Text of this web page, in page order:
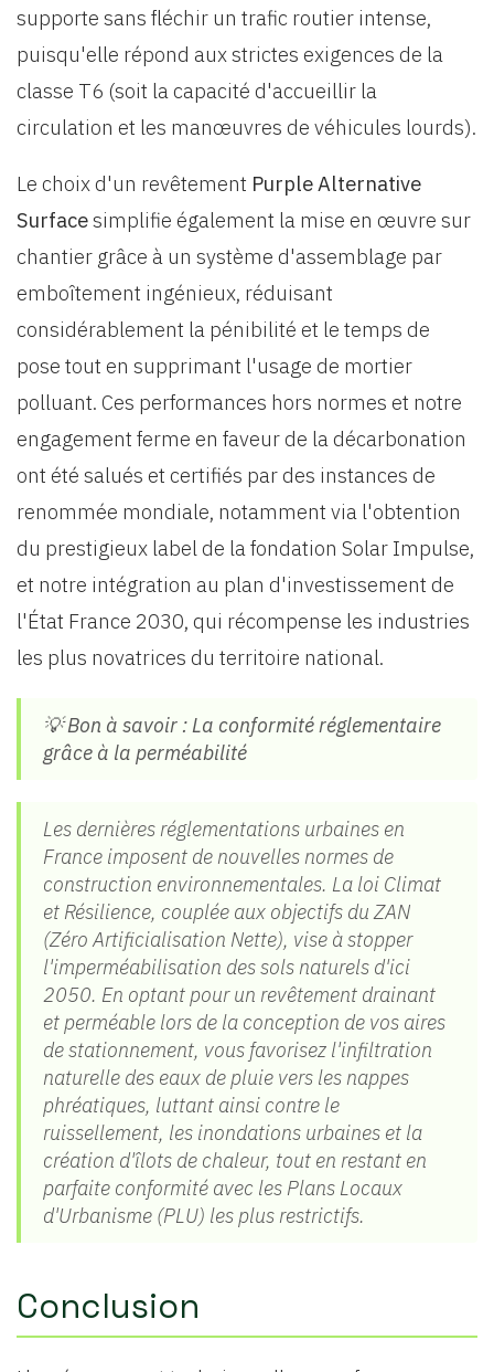
supporte sans fléchir un trafic routier intense,
puisqu'elle répond aux strictes exigences de la
classe T6 (soit la capacité d'accueillir la
circulation et les manœuvres de véhicules lourds).
Le choix d'un revêtement Purple Alternative
Surfacesimplifie également la mise en œuvre sur
chantier grâce à un système d'assemblage par
emboîtement ingénieux, réduisant
considérablement la pénibilité et le temps de
pose tout en supprimant l'usage de mortier
polluant. Ces performances hors normes et notre
engagement ferme en faveur de la décarbonation
ont été salués et certifiés par des instances de
renommée mondiale, notamment via l'obtention
du prestigieux label de la fondation Solar Impulse,
et notre intégration au plan d'investissement de
l'État France 2030, qui récompense les industries
les plus novatrices du territoire national.
💡 Bon à savoir : La conformité réglementaire
grâce à la perméabilité
Les dernières réglementations urbaines en
France imposent de nouvelles normes de
construction environnementales. La loi Climat
et Résilience, couplée aux objectifs du ZAN
(Zéro Artificialisation Nette), vise à stopper
l'imperméabilisation des sols naturels d'ici
2050. En optant pour un revêtement drainant
et perméable lors de la conception de vos aires
de stationnement, vous favorisez l'infiltration
naturelle des eaux de pluie vers les nappes
phréatiques, luttant ainsi contre le
ruissellement, les inondations urbaines et la
création d'îlots de chaleur, tout en restant en
parfaite conformité avec les Plans Locaux
d'Urbanisme (PLU) les plus restrictifs.
Conclusion